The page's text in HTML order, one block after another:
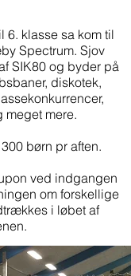
6. klasse sa kom til
Spectrum. Sjov
SIK80 og byder på
diskotek,
meget mere.
børn pr aften.
ved indgangen
om forskellige
i løbet af